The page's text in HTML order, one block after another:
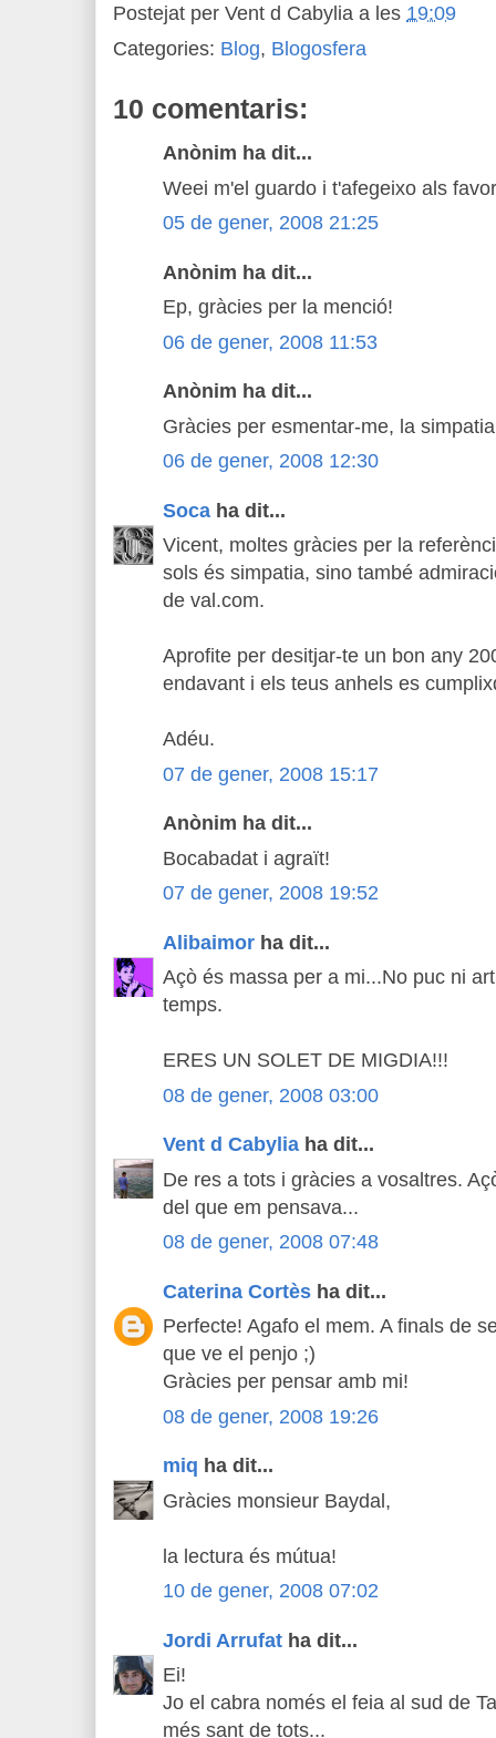
Postejat per Vent d Cabylia a les 19:09
Categories: Blog, Blogosfera
10 comentaris:
Anònim ha dit...
Weei m'el guardo i t'afegeixo als
05 de gener, 2008 21:25
Anònim ha dit...
Ep, gràcies per la menció!
06 de gener, 2008 11:53
Anònim ha dit...
Gràcies per esmentar-me, la
06 de gener, 2008 12:30
Soca ha dit...
Vicent, moltes gràcies per la
sols és simpatia, sino també
de val.com.
Aprofite per desitjar-te un bon any
endavant i els teus anhels es
Adéu.
07 de gener, 2008 15:17
Anònim ha dit...
Bocabadat i agraït!
07 de gener, 2008 19:52
Alibaimor ha dit...
Açò és massa per a mi...No puc ni
temps.
ERES UN SOLET DE MIGDIA!!!
08 de gener, 2008 03:00
Vent d Cabylia ha dit...
De res a tots i gràcies a vosaltres.
del que em pensava...
08 de gener, 2008 07:48
Caterina Cortès ha dit...
Perfecte! Agafo el mem. A finals de
que ve el penjo ;)
Gràcies per pensar amb mi!
08 de gener, 2008 19:26
miq ha dit...
Gràcies monsieur Baydal,
la lectura és mútua!
10 de gener, 2008 07:02
Jordi Arrufat ha dit...
Ei!
Jo el cabra només el feia al sud de
més sant de tots...